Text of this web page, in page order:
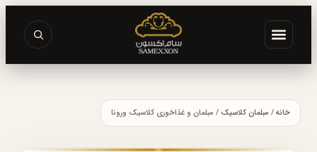
خانه/ مبلمان کلاسیک / مبلمان و غذاخوری کلاسیک ورونا